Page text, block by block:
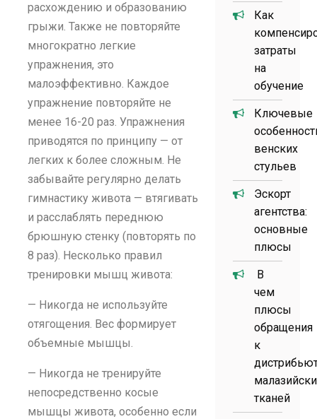
расхождению и образованию
грыжи. Также не повторяйте
многократно легкие
упражнения, это
малоэффективно. Каждое
упражнение повторяйте не
менее 16-20 раз. Упражнения
приводятся по принципу — от
легких к более сложным. Не
забывайте регулярно делать
гимнастику живота — втягивать
и расслаблять переднюю
брюшную стенку (повторять по
8 раз). Несколько правил
тренировки мышц живота:
— Никогда не используйте
отягощения. Вес формирует
объемные мышцы.
— Никогда не тренируйте
непосредственно косые
мышцы живота, особенно если
Как
затраты
на
обучение
Ключевые
венских
стульев
Эскорт
агентства:
основные
плюсы
В
чем
плюсы
обращения
к
тканей